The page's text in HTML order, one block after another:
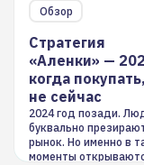
Обзор
Стратегия
«Аленки» —
когда
не сейчас
2024 год позади.
буквально
рынок. Но именно в
моменты